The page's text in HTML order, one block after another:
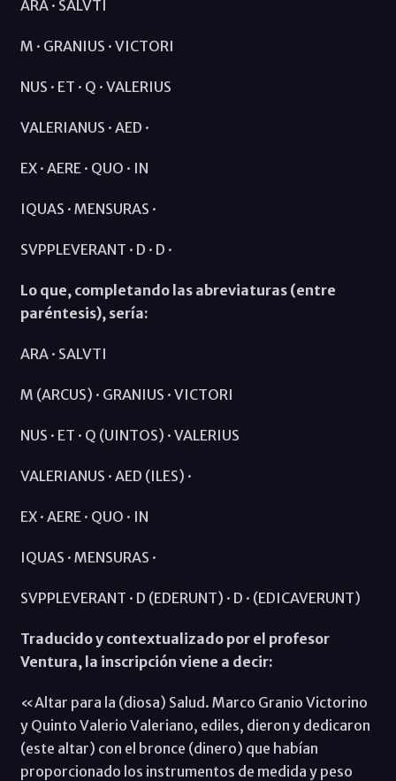
ARA · SALVTI
M · GRANIUS · VICTORI
NUS · ET · Q · VALERIUS
VALERIANUS · AED ·
EX · AERE · QUO · IN
IQUAS · MENSURAS ·
SVPPLEVERANT · D · D ·
Lo que, completando las abreviaturas (entre
paréntesis), sería:
ARA · SALVTI
M (ARCUS) · GRANIUS · VICTORI
NUS · ET · Q (UINTOS) · VALERIUS
VALERIANUS · AED (ILES) ·
EX · AERE · QUO · IN
IQUAS · MENSURAS ·
SVPPLEVERANT · D (EDERUNT) · D · (EDICAVERUNT)
Traducido y contextualizado por el profesor
Ventura, la inscripción viene a decir:
«Altar para la (diosa) Salud. Marco Granio Victorino
y Quinto Valerio Valeriano, ediles, dieron y dedicaron
(este altar) con el bronce (dinero) que habían
proporcionado los instrumentos de medida y peso